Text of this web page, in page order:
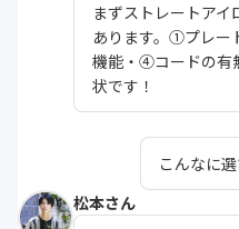
まずストレートア
あります。 ①プレー
機能・④コードの有
状です！
こんなに
松本さん